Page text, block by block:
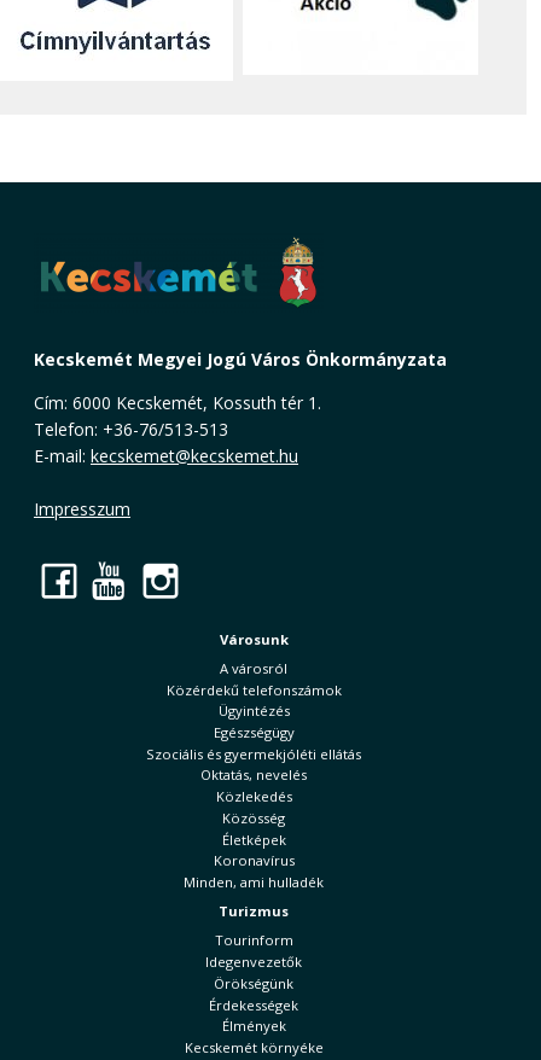
Kecskemét Megyei Jogú Város Önkormányzata
Cím: 6000 Kecskemét, Kossuth tér 1.
Telefon: +36-76/513-513
E-mail: kecskemet@kecskemet.hu
Impresszum
Facebook
YouTube
Városunk
A városról
Közérdekű telefonszámok
Ügyintézés
Egészségügy
Szociális és gyermekjóléti ellátás
Oktatás, nevelés
Közlekedés
Közösség
Életképek
Koronavírus
Minden, ami hulladék
Turizmus
Tourinform
Idegenvezetők
Örökségünk
Érdekességek
Élmények
Kecskemét környéke